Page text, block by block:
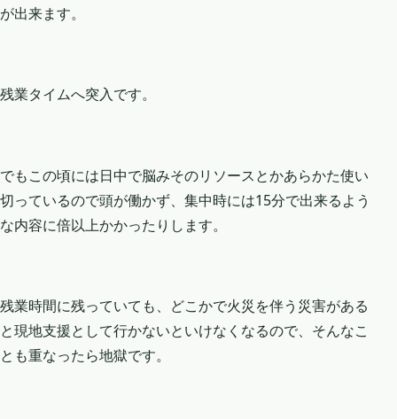
が出来ます。
残業タイムへ突入です。
でもこの頃には日中で脳みそのリソースとかあらかた使い
切っているので頭が働かず、集中時には15分で出来るよう
な内容に倍以上かかったりします。
残業時間に残っていても、どこかで火災を伴う災害がある
と現地支援として行かないといけなくなるので、そんなこ
とも重なったら地獄です。